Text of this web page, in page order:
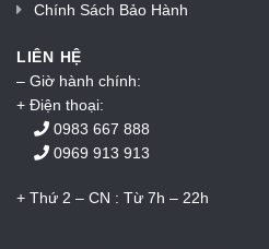
Chính Sách Bảo Hành
LIÊN HỆ
– Giờ hành chính:
+ Điện thoại:
0983 667 888
0969 913 913
+ Thứ 2 – CN : Từ 7h – 22h